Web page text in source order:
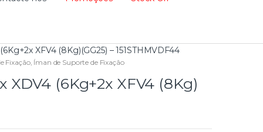
XFV4 (8Kg)(GG25) – 151STHMVDF44
Fixação, Íman de Suporte de Fixação
(6Kg+2x XFV4 (8Kg)